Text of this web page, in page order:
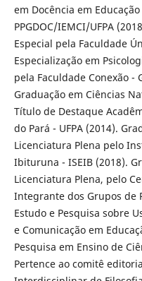
em Docência em
PPGDOC/IEMCI/UFPA
Especial pela Faculdade
Especialização em
pela Faculdade Conexão -
Graduação em Ciências
Título de Destaque
do Pará - UFPA (2014).
Licenciatura Plena pelo
Ibituruna - ISEIB (2018).
Licenciatura Plena, pelo
Integrante dos Grupos de
Estudo e Pesquisa sobre
e Comunicação em
Pesquisa em Ensino de
Pertence ao comitê